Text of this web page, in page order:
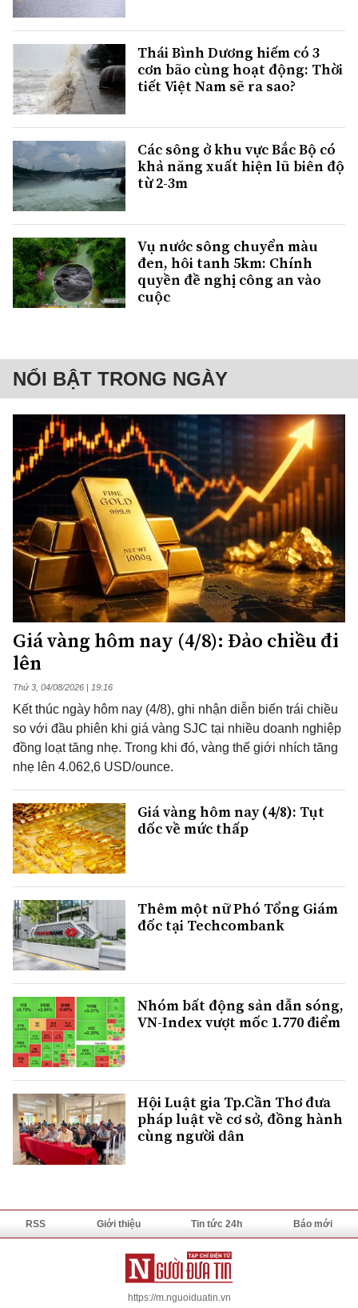
Thái Bình Dương hiếm có 3
cơn bão cùng hoạt động: Thời
tiết Việt Nam sẽ ra sao?
Các sông ở khu vực Bắc Bộ có
khả năng xuất hiện lũ biên độ
từ 2-3m
Vụ nước sông chuyển màu
đen, hôi tanh 5km: Chính
quyền đề nghị công an vào
cuộc
NỔI BẬT TRONG NGÀY
Giá vàng hôm nay (4/8): Đảo chiều đi
lên
Thứ 3, 04/08/2026 | 19:16
Kết thúc ngày hôm nay (4/8), ghi nhận diễn biến trái chiều
so với đầu phiên khi giá vàng SJC tại nhiều doanh nghiệp
đồng loạt tăng nhẹ. Trong khi đó, vàng thế giới nhích tăng
nhẹ lên 4.062,6 USD/ounce.
Giá vàng hôm nay (4/8): Tụt
dốc về mức thấp
Thêm một nữ Phó Tổng Giám
đốc tại Techcombank
Nhóm bất động sản dẫn sóng,
VN-Index vượt mốc 1.770 điểm
Hội Luật gia Tp.Cần Thơ đưa
pháp luật về cơ sở, đồng hành
cùng người dân
RSS Giới thiệu Tin tức 24h Báo mới
https://m.nguoiduatin.vn